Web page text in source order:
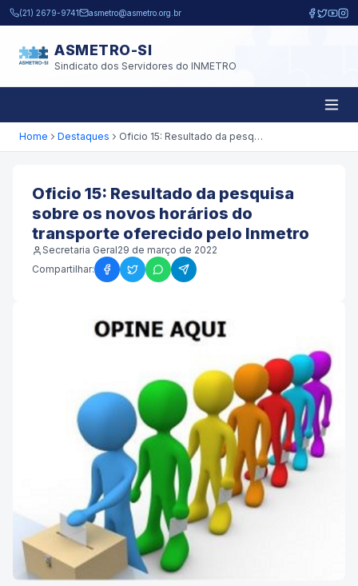
Pular para o conteúdo principal
(21) 2679-9741 asmetro@asmetro.org.br
ASMETRO-SI
Sindicato dos Servidores do INMETRO
Home Destaques Oficio 15: Resultado da pesquisa sobre os novos horários do transporte oferecido pelo Inmetro
Oficio 15: Resultado da pesquisa
sobre os novos horários do
transporte oferecido pelo Inmetro
Secretaria Geral29 de março de 2022
Compartilhar: